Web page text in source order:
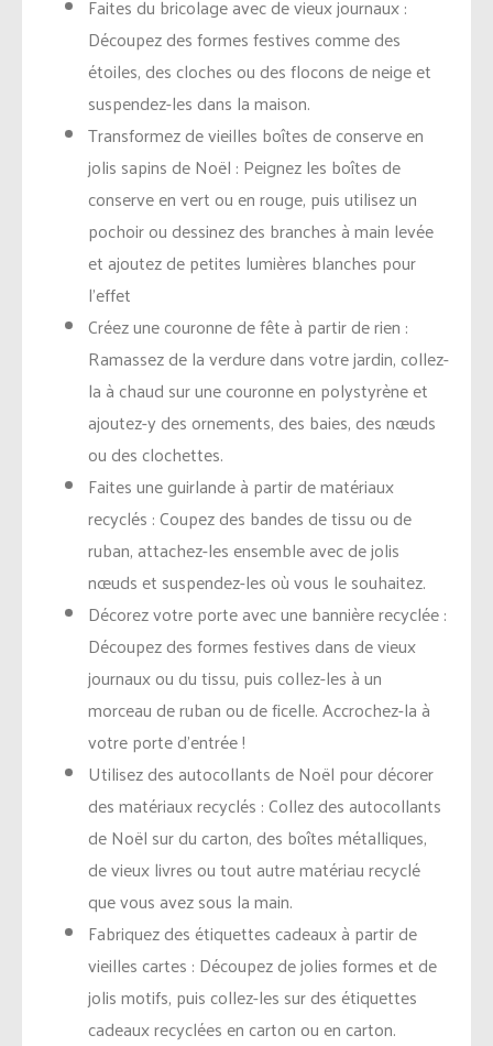
Faites du bricolage avec de vieux journaux :
Découpez des formes festives comme des
étoiles, des cloches ou des flocons de neige et
suspendez-les dans la maison.
Transformez de vieilles boîtes de conserve en
jolis sapins de Noël : Peignez les boîtes de
conserve en vert ou en rouge, puis utilisez un
pochoir ou dessinez des branches à main levée
et ajoutez de petites lumières blanches pour
l’effet
Créez une couronne de fête à partir de rien :
Ramassez de la verdure dans votre jardin, collez-
la à chaud sur une couronne en polystyrène et
ajoutez-y des ornements, des baies, des nœuds
ou des clochettes.
Faites une guirlande à partir de matériaux
recyclés : Coupez des bandes de tissu ou de
ruban, attachez-les ensemble avec de jolis
nœuds et suspendez-les où vous le souhaitez.
Décorez votre porte avec une bannière recyclée :
Découpez des formes festives dans de vieux
journaux ou du tissu, puis collez-les à un
morceau de ruban ou de ficelle. Accrochez-la à
votre porte d’entrée !
Utilisez des autocollants de Noël pour décorer
des matériaux recyclés : Collez des autocollants
de Noël sur du carton, des boîtes métalliques,
de vieux livres ou tout autre matériau recyclé
que vous avez sous la main.
Fabriquez des étiquettes cadeaux à partir de
vieilles cartes : Découpez de jolies formes et de
jolis motifs, puis collez-les sur des étiquettes
cadeaux recyclées en carton ou en carton.